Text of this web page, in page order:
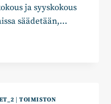
ja syyskokous
säädetään,…
|TOIMISTON